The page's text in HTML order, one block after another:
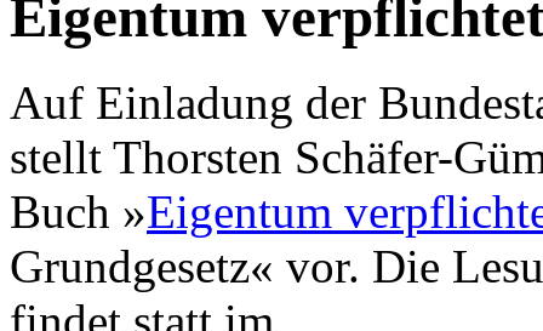
Eigentum
Auf Einladung der
stellt Thorsten Schäfer-
Buch »Eigentum
Grundgesetz« vor. Die